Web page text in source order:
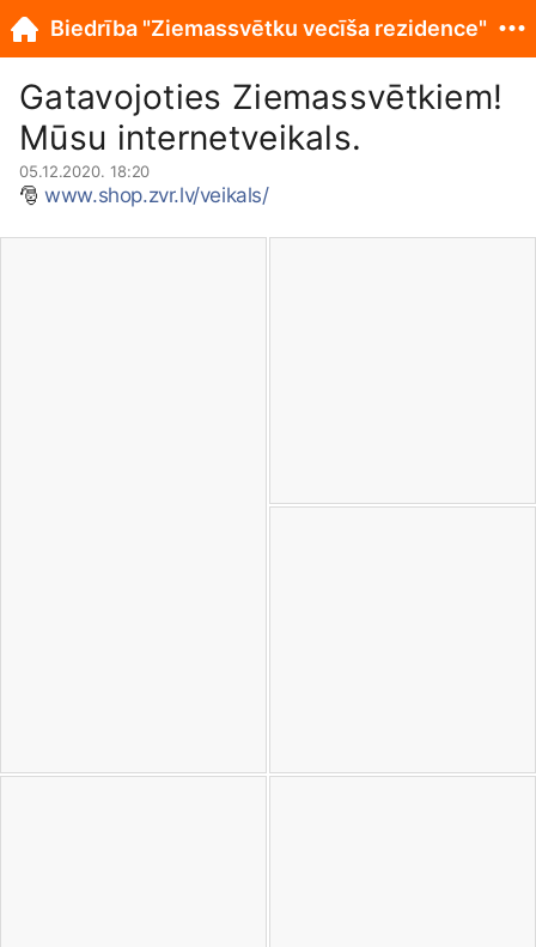
Gatavojoties Ziemassvētkiem!
Mūsu internetveikals.
05.12.2020. 18:20
🎅 www.shop.zvr.lv/veikals/
Biedrība "Ziemassvētku vecīša rezidence"